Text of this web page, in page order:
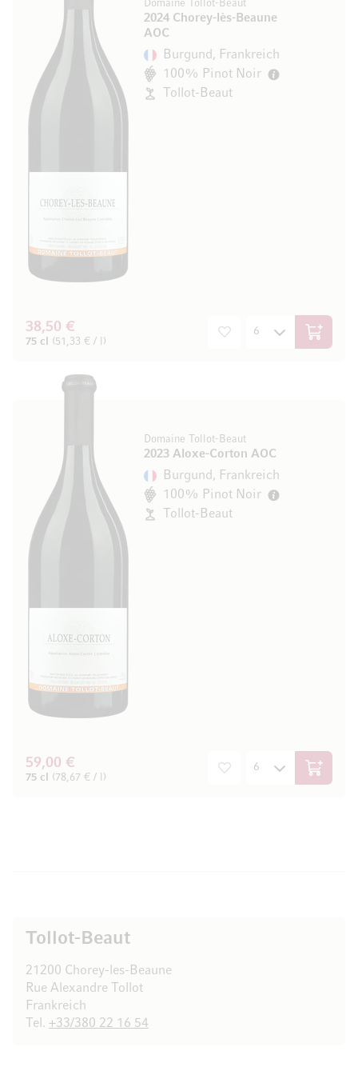
Domaine Tollot-Beaut
2024 Chorey-lès-Beaune
AOC
Burgund, Frankreich
100% Pinot Noir
Tollot-Beaut
38,50 €
75 cl (51,33 € / l) In den
Domaine Tollot-Beaut
2023 Aloxe-Corton AOC
Burgund, Frankreich
100% Pinot Noir
Tollot-Beaut
59,00 €
75 cl (78,67 € / l) In den
Tollot-Beaut
21200 Chorey-les-Beaune
Rue Alexandre Tollot
Frankreich
Tel. +33/380 22 16 54